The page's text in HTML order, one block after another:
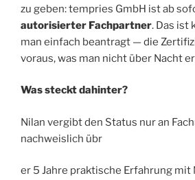
zu geben: tempries GmbH ist ab
autorisierter Fachpartner. Das ist
man einfach beantragt — die
voraus, was man nicht über Nacht
Was steckt dahinter?
Nilan vergibt den Status nur an
nachweislich übr
er 5 Jahre praktische Erfahrung mit